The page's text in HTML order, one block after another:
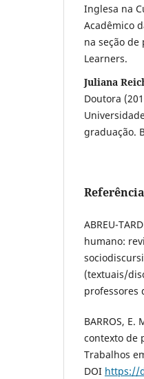
Inglesa na
Acadêmico
na seção de
Learners.
Juliana
Doutora
graduação.
ABREU-
humano:
(textuais/
professores
BARROS,
contexto de
Trabalhos
DOI https://